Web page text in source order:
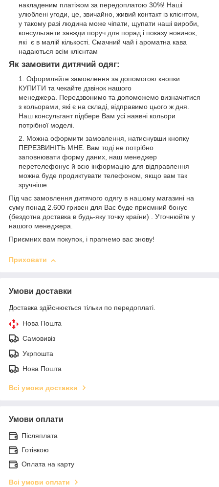
накладеним платіжом за передоплатою 30%! Наші
улюблені угоди, це, звичайно, живий контакт із клієнтом,
у такому разі людина може чіпати, щупати наші вироби,
консультанти завжди поруч для порад і показу новинок,
які є в малій кількості. Смачний чай і ароматна кава
надаються всім клієнтам
Як замовити дитячий одяг:
Оформляйте замовлення за допомогою кнопки
КУПИТИ та чекайте дзвінок нашого
менеджера. Передзвонимо та допоможемо визначитися
з кольорами, які є на складі, відправимо цього ж дня.
Наш консультант підбере Вам усі наявні кольори
потрібної моделі.
Можна оформити замовлення, натиснувши кнопку
ПЕРЕЗВИНІТЬ МНЕ. Вам тоді не потрібно
заповнювати форму даних, наш менеджер
перетелефонує й всю інформацію для відправлення
можна буде продиктувати телефоном, якщо вам так
зручніше.
Під час замовлення дитячого одягу в нашому магазині на
суму понад 2.600 гривен для Вас буде приємний бонус
(бездотна доставка в будь-яку точку країни) . Уточнюйте у
нашого менеджера.
Приємних вам покупок, і прагнемо вас знову!
Приховати
Умови доставки
Доставка здійснюється тільки по передоплаті.
Нова Пошта
Самовивіз
Укрпошта
Нова Пошта
Всі умови доставки
Умови оплати
Післяплата
Готівкою
Оплата на карту
Всі умови оплати